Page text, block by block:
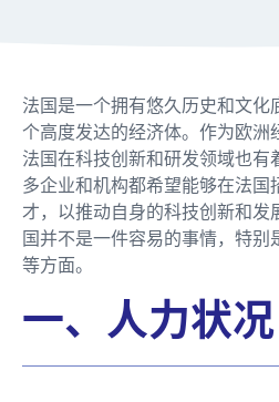
法国是一个拥有悠久历史和文化
个高度发达的经济体。作为欧洲
法国在科技创新和研发领域也有
多企业和机构都希望能够在法国
才，以推动自身的科技创新和发
国并不是一件容易的事情，特别
等方面。
一、人力状况